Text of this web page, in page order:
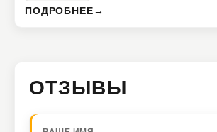
ПОДРОБНЕЕ→
ОТЗЫВЫ